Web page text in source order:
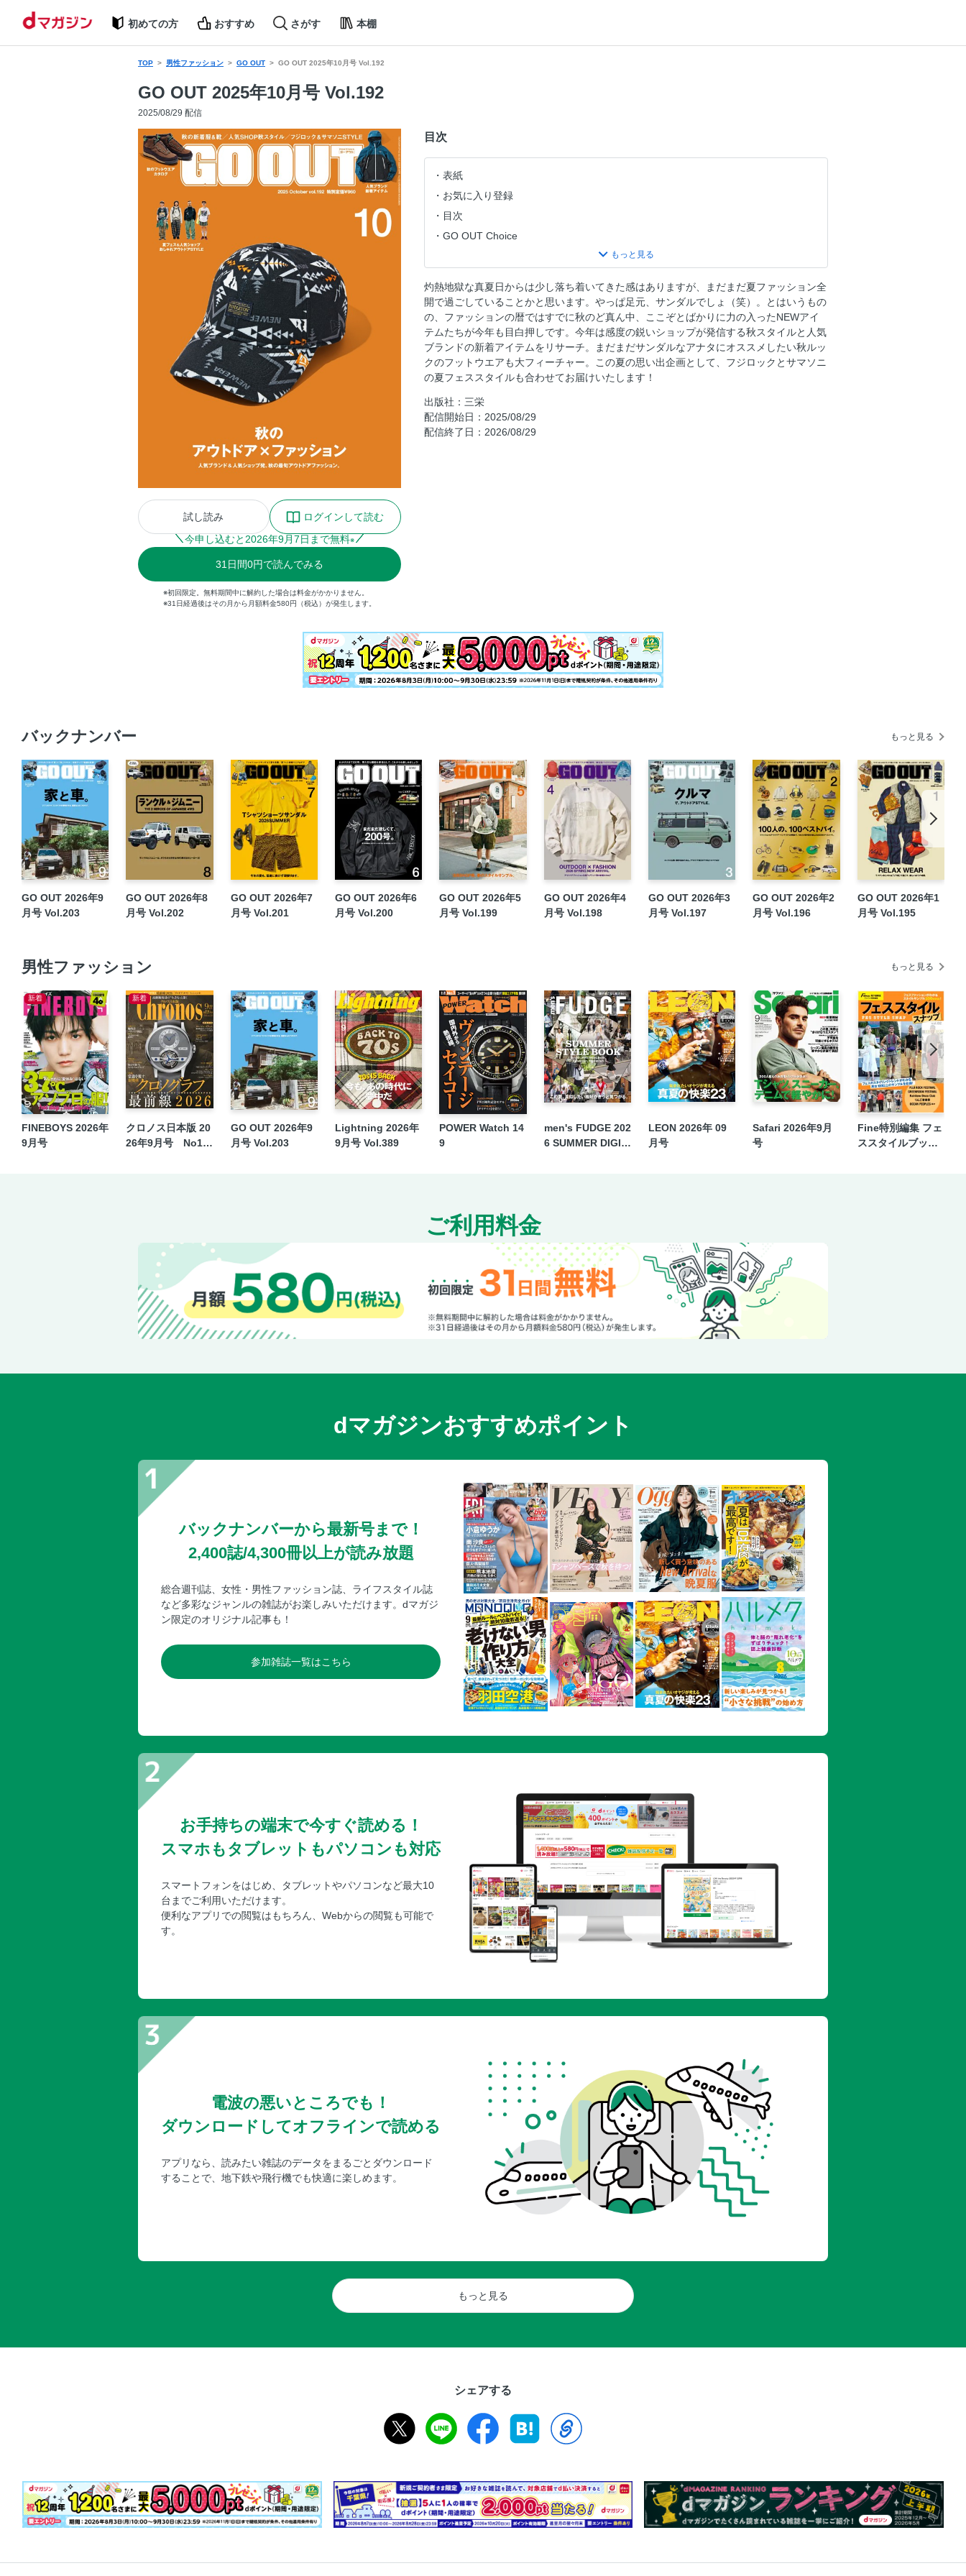
初めての方 おすすめ さがす 本棚
TOP 男性ファッション GO OUT GO OUT 2025年10月号 Vol.192
GO OUT 2025年10月号 Vol.192
2025/08/29 配信
試し読み
ログインして読む
今申し込むと 2026年9月7日まで無料※
31 日間0円で読んでみる
※初回限定。無料期間中に解約した場合は料金がかかりません。
※31日経過後はその月から月額料金580円（税込）が発生します。
目次
表紙
お気に入り登録
目次
GO OUT Choice
GO OUT ONLINE Special Collaboration
秋のアウトドア×ファッション
PART 1 SUMMER FES FASHION 2025
PART 2 WATCH YOUR FEET 2025 AUTUMN
GO OUT SUPER HIKING JAPAN Vol.1 告知
秋のアウトドア×ファッション PART 3 注目ショップ発、秋の着こなし。
PART 4 NEW ITEM EXPRESS
BRAND PICK UP HILLS FIELD
GO OUT CAMP猪苗代 vol.11 Report
釣り部
GO OUT MOTORCYCLE CLUB
GO OUT GARAGE その1 夏キャンプな、愛車拝見!! ＠GO OUT CAMP 猪苗代
編集後記／奥付
Boss Talk:
A Beautiful Day
Running People
裏表紙
dマガジンオリジナルデジタル特典 GO OUT CAMP 猪苗代 vol.11 Event Photo
灼熱地獄な真夏日からは少し落ち着いてきた感はありますが、まだまだ夏ファッション全
開で過ごしていることかと思います。やっぱ足元、サンダルでしょ（笑）。とはいうもの
の、ファッションの暦ではすでに秋のど真ん中、ここぞとばかりに力の入ったNEWアイ
テムたちが今年も目白押しです。今年は感度の鋭いショップが発信する秋スタイルと人気
ブランドの新着アイテムをリサーチ。まだまだサンダルなアナタにオススメしたい秋ルッ
クのフットウエアも大フィーチャー。この夏の思い出企画として、フジロックとサマソニ
の夏フェススタイルも合わせてお届けいたします！
出版社：三栄
配信開始日：2025/08/29
配信終了日：2026/08/29
バックナンバー もっと見る
GO OUT 2026年9
月号 Vol.203
GO OUT 2026年8
月号 Vol.202
GO OUT 2026年7
月号 Vol.201
GO OUT 2026年6
月号 Vol.200
GO OUT 2026年5
月号 Vol.199
GO OUT 2026年4
月号 Vol.198
GO OUT 2026年3
月号 Vol.197
GO OUT 2026年2
月号 Vol.196
GO OUT 2026年1
月号 Vol.195
男性ファッション もっと見る
新着
FINEBOYS 2026年
9月号
新着
クロノス日本版 20
26年9月号 No12
GO OUT 2026年9
月号 Vol.203
Lightning 2026年
9月号 Vol.389
POWER Watch 14
9
men's FUDGE 202
6 SUMMER DIGIT
LEON 2026年 09
月号
Safari 2026年9月
号
Fine特別編集 フェ
ススタイルブックv
ご利用料金
dマガジンおすすめポイント
バックナンバーから最新号まで！
2,400誌/4,300冊以上が読み放題
総合週刊誌、女性・男性ファッション誌、ライフスタイル誌
など多彩なジャンルの雑誌がお楽しみいただけます。dマガジ
ン限定のオリジナル記事も！
参加雑誌一覧はこちら
お手持ちの端末で今すぐ読める！
スマホもタブレットもパソコンも対応
スマートフォンをはじめ、タブレットやパソコンなど最大10
台までご利用いただけます。
便利なアプリでの閲覧はもちろん、Webからの閲覧も可能で
す。
電波の悪いところでも！
ダウンロードしてオフラインで読める
アプリなら、読みたい雑誌のデータをまるごとダウンロード
することで、地下鉄や飛行機でも快適に楽しめます。
もっと見る
シェアする